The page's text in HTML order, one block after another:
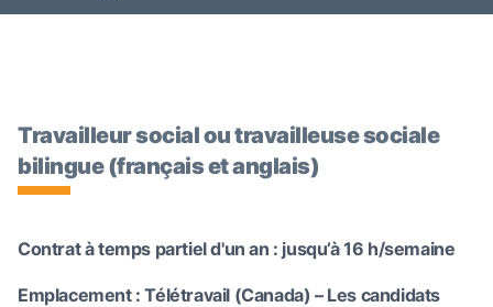
Travailleur social ou travailleuse sociale
bilingue (français et anglais)
Contrat à temps partiel d'un an : jusqu’à 16 h/semaine
Emplacement : Télétravail (Canada) – Les candidats